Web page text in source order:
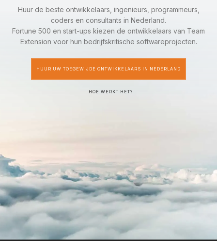
Huur de beste ontwikkelaars, ingenieurs, programmeurs,
coders en consultants in Nederland.
Fortune 500 en start-ups kiezen de ontwikkelaars van Team
Extension voor hun bedrijfskritische softwareprojecten.
HUUR UW TOEGEWIJDE ONTWIKKELAARS IN NEDERLAND
HOE WERKT HET?